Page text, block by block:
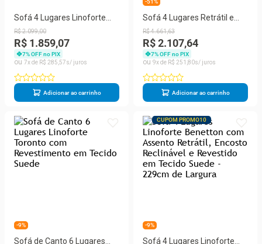
Sofá 4 Lugares Linoforte
Benetton com Assento
Retrátil, Encosto Reclinável
e Revestido em Tecido
Suede - 229cm de Largura
R$2.099,00
R$ 1.859,07
7% OFF no PIX
7
R$ 285 57
Adicionar ao carrinho
-51%
Sofá 4 Lugares Retrátil e
Reclinável com Baú
Linoforte Artemis
R$4.661,63
R$ 2.107,64
7% OFF no PIX
9
R$ 251 80
Adicionar ao carrinho
-9%
Sofá de Canto 6 Lugares
CUPOM PROMO10
-9%
Sofá 4 Lugares Linoforte